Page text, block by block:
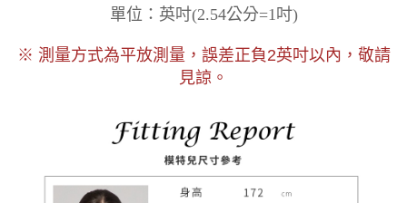
單位：英吋(2.54公分=1吋)
※ 測量方式為平放測量，誤差正負2英吋以內，敬請
見諒。